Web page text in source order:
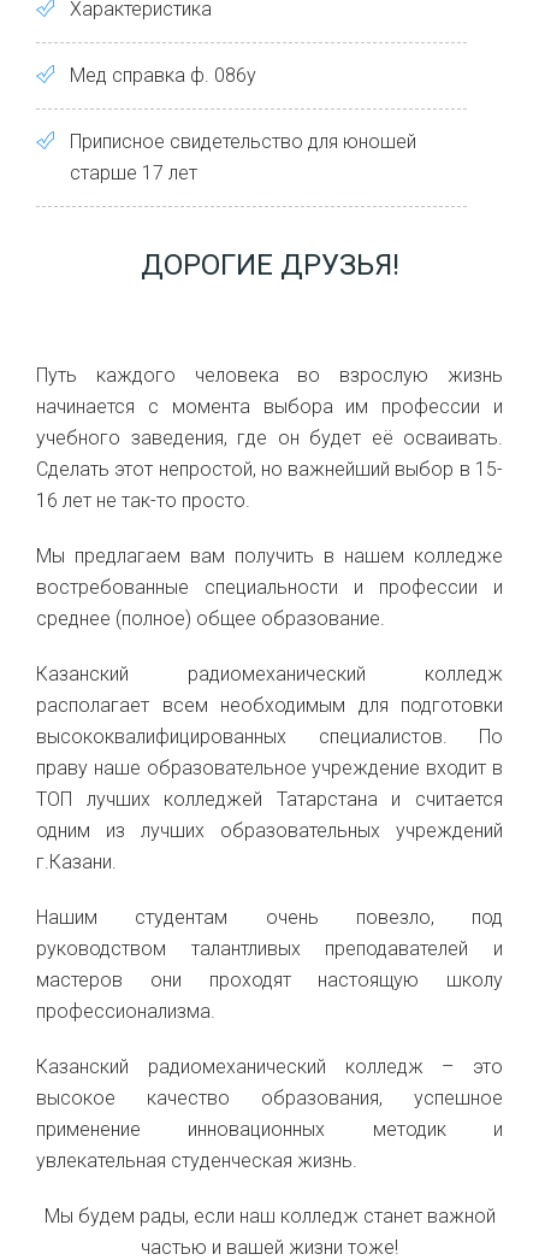
Характеристика
Мед справка ф. 086у
Приписное свидетельство для юношей
старше 17 лет
ДОРОГИЕ ДРУЗЬЯ!
Путь каждого человека во взрослую жизнь
начинается с момента выбора им профессии и
учебного заведения, где он будет её осваивать.
Сделать этот непростой, но важнейший выбор в 15-
16 лет не так-то просто.
Мы предлагаем вам получить в нашем колледже
востребованные специальности и профессии и
среднее (полное) общее образование.
Казанский радиомеханический колледж
располагает всем необходимым для подготовки
высококвалифицированных специалистов. По
праву наше образовательное учреждение входит в
ТОП лучших колледжей Татарстана и считается
одним из лучших образовательных учреждений
г.Казани.
Нашим студентам очень повезло, под
руководством талантливых преподавателей и
мастеров они проходят настоящую школу
профессионализма.
Казанский радиомеханический колледж – это
высокое качество образования, успешное
применение инновационных методик и
увлекательная студенческая жизнь.
Мы будем рады, если наш колледж станет важной
частью и вашей жизни тоже!